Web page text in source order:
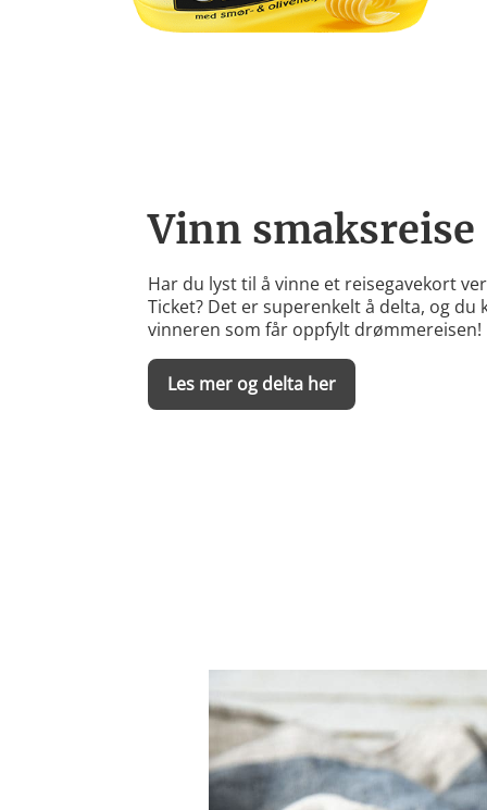
Vinn smaksreise
Har du lyst til å vinne et reisegavekort
Ticket? Det er superenkelt å delta, og
vinneren som får oppfylt drømmereisen!
Les mer og delta her